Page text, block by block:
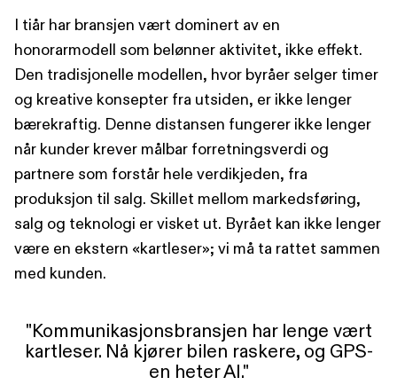
I tiår har bransjen vært dominert av en
honorarmodell som belønner aktivitet, ikke effekt.
Den tradisjonelle modellen, hvor byråer selger timer
og kreative konsepter fra utsiden, er ikke lenger
bærekraftig. Denne distansen fungerer ikke lenger
når kunder krever målbar forretningsverdi og
partnere som forstår hele verdikjeden, fra
produksjon til salg. Skillet mellom markedsføring,
salg og teknologi er visket ut. Byrået kan ikke lenger
være en ekstern «kartleser»; vi må ta rattet sammen
med kunden.
"Kommunikasjonsbransjen har lenge vært
kartleser. Nå kjører bilen raskere, og GPS-
en heter AI."